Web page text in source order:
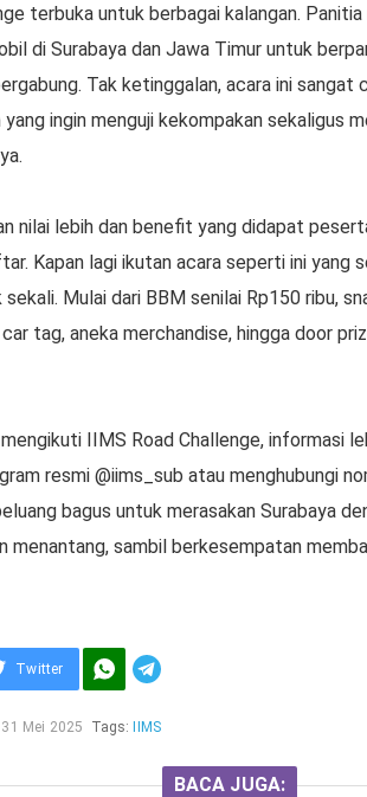
terbuka untuk berbagai kalangan.
di Surabaya dan Jawa Timur untuk
Tak ketinggalan, acara ini sangat
ingin menguji kekompakan sekaligus
nilai lebih dan benefit yang didapat
Kapan lagi ikutan acara seperti ini yang
Mulai dari BBM senilai Rp150 ribu,
tag, aneka merchandise, hingga door
IIMS Road Challenge, informasi
resmi @iims_sub atau menghubungi
bagus untuk merasakan Surabaya
menantang, sambil berkesempatan
Twitter
Mei 2025 Tags:IIMS
BACA JUGA: